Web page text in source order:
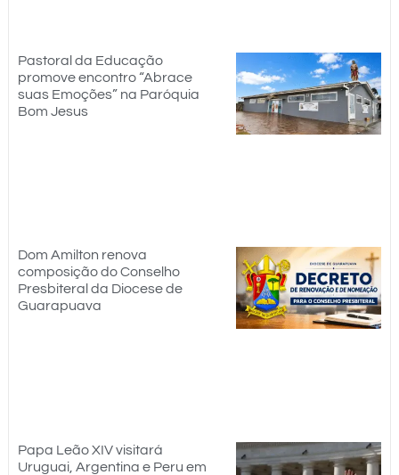
Pastoral da Educação
promove encontro “Abrace
suas Emoções” na Paróquia
Bom Jesus
Dom Amilton renova
composição do Conselho
Presbiteral da Diocese de
Guarapuava
Papa Leão XIV visitará
Uruguai, Argentina e Peru em